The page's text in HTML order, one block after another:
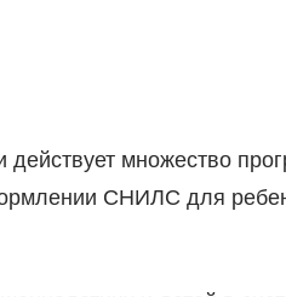
множество
СНИЛС для